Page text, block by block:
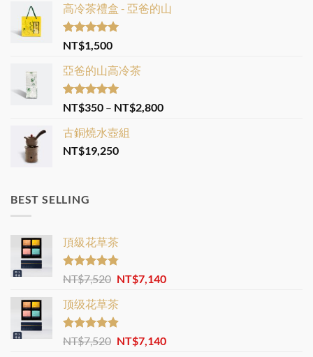
高冷茶禮盒 - 亞爸的山
Rated 5.00
out of 5
NT$1,500
亞爸的山高冷茶
Rated5.00
out of 5
NT$350 – NT$2,800Price
古銅燒水壺組
NT$19,250
BEST SELLING
頂級花草茶
Rated4.77
out of 5
NT$7,520 Original
was:
NT$7,520.
NT$7,140Current
顶级花草茶
Rated4.88
out of 5
NT$7,520 Original
NT$7,140Current